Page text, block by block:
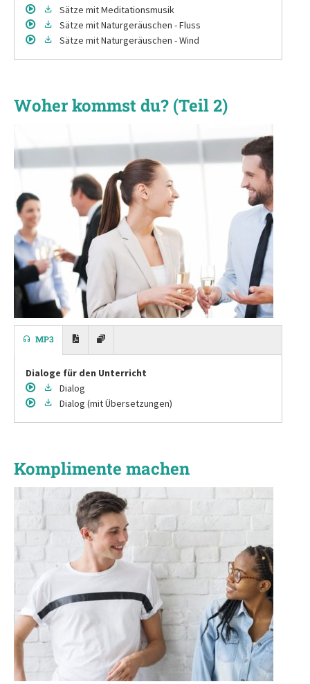
Sätze mit Meditationsmusik
Sätze mit Naturgeräuschen - Fluss
Sätze mit Naturgeräuschen - Wind
Woher kommst du? (Teil 2)
MP3
Dialoge für den Unterricht
Dialog
Dialog (mit Übersetzungen)
Komplimente machen